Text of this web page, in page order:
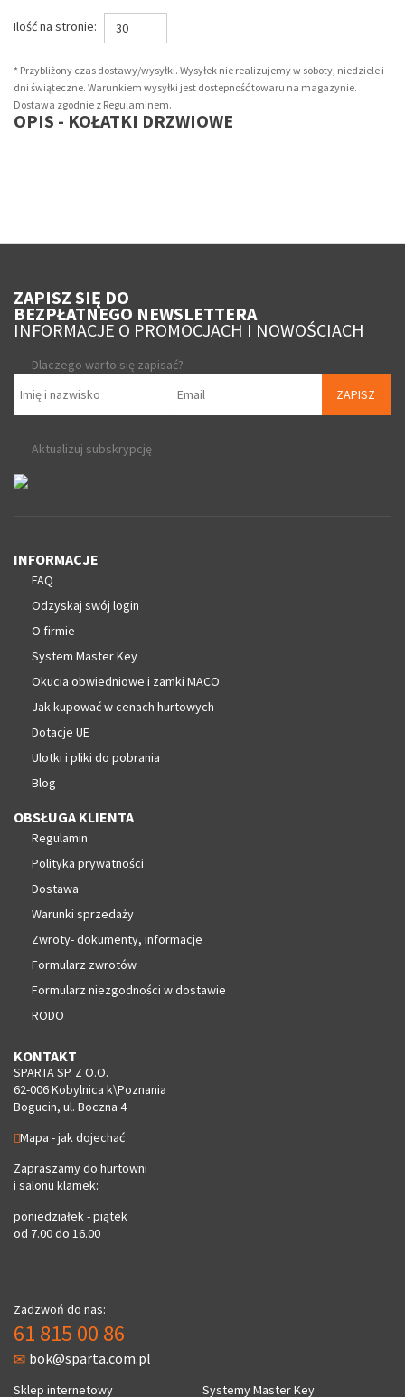
Ilość na stronie: 30
* Przybliżony czas dostawy/wysyłki. Wysyłek nie realizujemy w soboty, niedziele i
dni świąteczne. Warunkiem wysyłki jest dostepność towaru na magazynie.
Dostawa zgodnie z Regulaminem.
OPIS - KOŁATKI DRZWIOWE
ZAPISZ SIĘ DO
BEZPŁATNEGO NEWSLETTERA
INFORMACJE O PROMOCJACH I NOWOŚCIACH
Dlaczego warto się zapisać?
ZAPISZ
Aktualizuj subskrypcję
INFORMACJE
FAQ
Odzyskaj swój login
O firmie
System Master Key
Okucia obwiedniowe i zamki MACO
Jak kupować w cenach hurtowych
Dotacje UE
Ulotki i pliki do pobrania
Blog
OBSŁUGA KLIENTA
Regulamin
Polityka prywatności
Dostawa
Warunki sprzedaży
Zwroty- dokumenty, informacje
Formularz zwrotów
Formularz niezgodności w dostawie
RODO
KONTAKT
SPARTA SP. Z O.O.
62-006 Kobylnica k\Poznania
Bogucin, ul. Boczna 4
Mapa - jak dojechać
Zapraszamy do hurtowni
i salonu klamek:
poniedziałek - piątek
od 7.00 do 16.00
Zadzwoń do nas:
61 815 00 86
bok@sparta.com.pl
Sklep internetowy Systemy Master Key